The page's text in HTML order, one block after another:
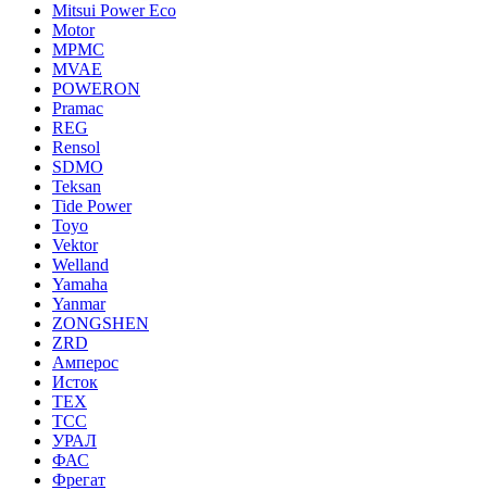
Mitsui Power Eco
Motor
MPMC
MVAE
POWERON
Pramac
REG
Rensol
SDMO
Teksan
Tide Power
Toyo
Vektor
Welland
Yamaha
Yanmar
ZONGSHEN
ZRD
Амперос
Исток
ТЕХ
ТСС
УРАЛ
ФАС
Фрегат